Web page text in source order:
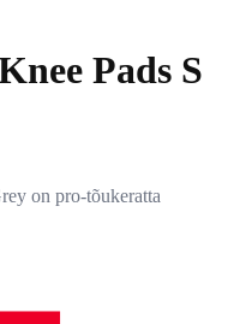
Pads S
on pro-tõukeratta